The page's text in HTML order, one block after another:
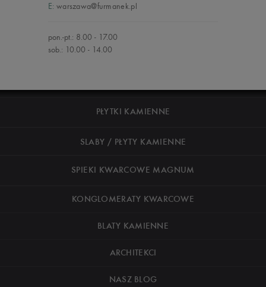
E: warszawa@furmanek.pl
pon.-pt.: 8.00 - 17.00
sob.: 10.00 - 14.00
PŁYTKI KAMIENNE
SLABY / PŁYTY KAMIENNE
SPIEKI KWARCOWE MAGNUM
KONGLOMERATY KWARCOWE
BLATY KAMIENNE
ARCHITEKCI
NASZ BLOG